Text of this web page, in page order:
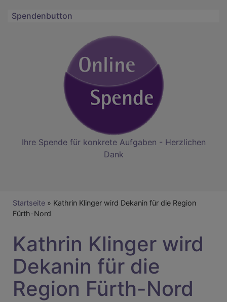
Spendenbutton
Ihre Spende für konkrete Aufgaben - Herzlichen
Dank
Breadcrumb
Startseite
Kathrin Klinger wird Dekanin für die Region
Fürth-Nord
Kathrin Klinger wird
Dekanin für die
Region Fürth-Nord